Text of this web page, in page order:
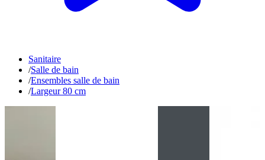
Sanitaire
/Salle de bain
/Ensembles salle de bain
/Largeur 80 cm